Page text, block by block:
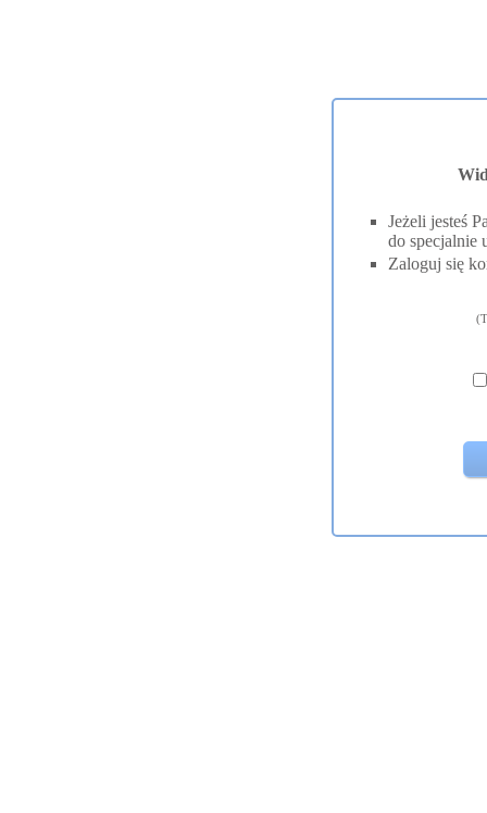
Jeżeli jesteś
do specjalnie
Zaloguj się